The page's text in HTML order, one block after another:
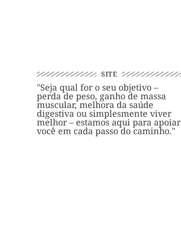
SITE
"Seja qual for o seu objetivo –
perda de peso, ganho de massa
muscular, melhora da saúde
digestiva ou simplesmente viver
melhor – estamos aqui para apoiar
você em cada passo do caminho."